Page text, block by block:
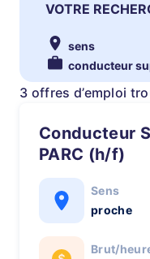
VOTRE
sens
conducteur
3 offres d’emploi
Conducteur SPL - HOMME DE
PARC (h/f)
Sens
proche
Brut/